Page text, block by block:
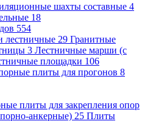
шахты составные 4
18
554
лестничные 29 Гранитные
3 Лестничные марши (с
площадки 106
плиты для прогонов 8
плиты для закрепления опор
анкерные) 25 Плиты